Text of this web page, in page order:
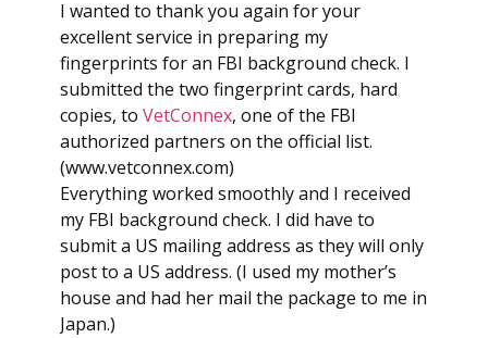
I wanted to thank you again for your
excellent service in preparing my
fingerprints for an FBI background check. I
submitted the two fingerprint cards, hard
copies, to VetConnex, one of the FBI
authorized partners on the official list.
(www.vetconnex.com)
Everything worked smoothly and I received
my FBI background check. I did have to
submit a US mailing address as they will only
post to a US address. (I used my mother’s
house and had her mail the package to me in
Japan.)